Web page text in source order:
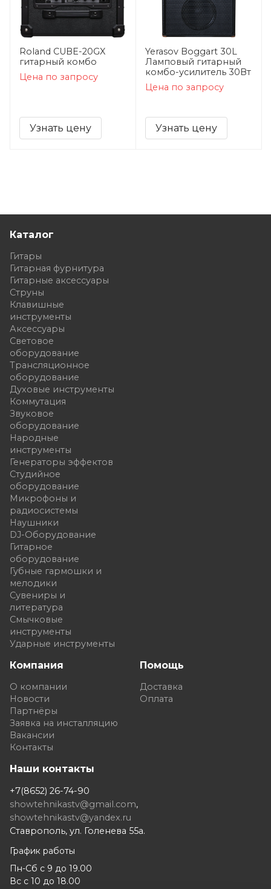
Roland CUBE-20GX
гитарный комбо
Цена по запросу
Узнать цену
Yerasov Boggart 30L
Ламповый гитарный
комбо-усилитель 30Вт
Цена по запросу
Узнать цену
Каталог
Гитары
Гитарная фурнитура
Гитарные аксессуары
Струны
Клавишные
инструменты
Аксессуары
Световое
оборудование
Трансляционное
оборудование
Духовые инструменты
Коммутация
Звуковое
оборудование
Народные
инструменты
Генераторы эффектов
Студийное
оборудование
Микрофоны и
радиосистемы
Наушники
DJ-Оборудование
Гитарное
оборудование
Губные гармошки и
мелодики
Сувениры и
литература
Смычковые
инструменты
Ударные инструменты
Компания
О компании
Новости
Партнёры
Заявка на инсталляцию
Вакансии
Контакты
Помощь
Доставка
Оплата
Наши контакты
+7(8652) 26-74-90
showtehnikastv@gmail.com,
showtehnikastv@yandex.ru
Ставрополь, ул. Голенева 55а.
График работы
Пн-Сб с 9 до 19.00
Вс с 10 до 18.00